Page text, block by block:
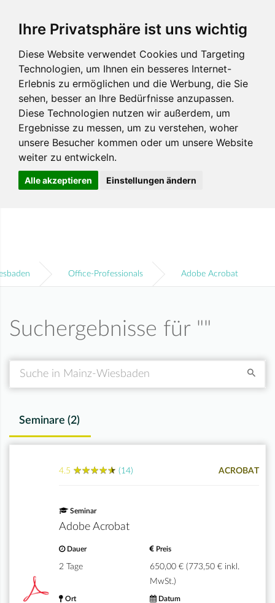
Ihre Privatsphäre ist uns wichtig
Diese Website verwendet Cookies und Targeting
Technologien, um Ihnen ein besseres Internet-
Erlebnis zu ermöglichen und die Werbung, die Sie
sehen, besser an Ihre Bedürfnisse anzupassen.
Diese Technologien nutzen wir außerdem, um
Ergebnisse zu messen, um zu verstehen, woher
unsere Besucher kommen oder um unsere Website
weiter zu entwickeln.
Alle akzeptieren Einstellungen ändern
Office-Professionals Adobe Acrobat
Suchergebnisse für ""
Seminare (2)
4.5 ★★★★★
★★★★★ (14) ACROBAT
Seminar
Adobe Acrobat
Dauer
2 Tage
Preis
650,00 € (773,50 € inkl.
MwSt.)
Ort Datum